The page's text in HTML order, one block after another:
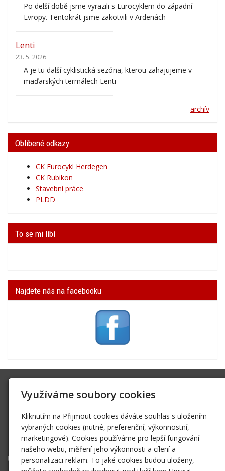
Po delší době jsme vyrazili s Eurocyklem do západní
Evropy. Tentokrát jsme zakotvili v Ardenách
Lenti
23. 5. 2026
A je tu další cyklistická sezóna, kterou zahajujeme v
maďarských termálech Lenti
archív
Oblíbené odkazy
CK Eurocykl Herdegen
CK Rubikon
Stavební práce
PLDD
To se mi líbí
Najdete nás na facebooku
Na Spádu 2069/9, 40011 Ústí nad Labem
sktrifid@sktrifid.cz
606 64 64 99
475 504 457
Úvodní stránka
Využíváme soubory cookies
Kliknutím na Přijmout cookies dáváte souhlas s uložením
vybraných cookies (nutné, preferenční, výkonnostní,
marketingové). Cookies používáme pro lepší fungování
našeho webu, měření jeho výkonnosti a cílení a
personalizaci reklam. To jaké cookies budou uloženy,